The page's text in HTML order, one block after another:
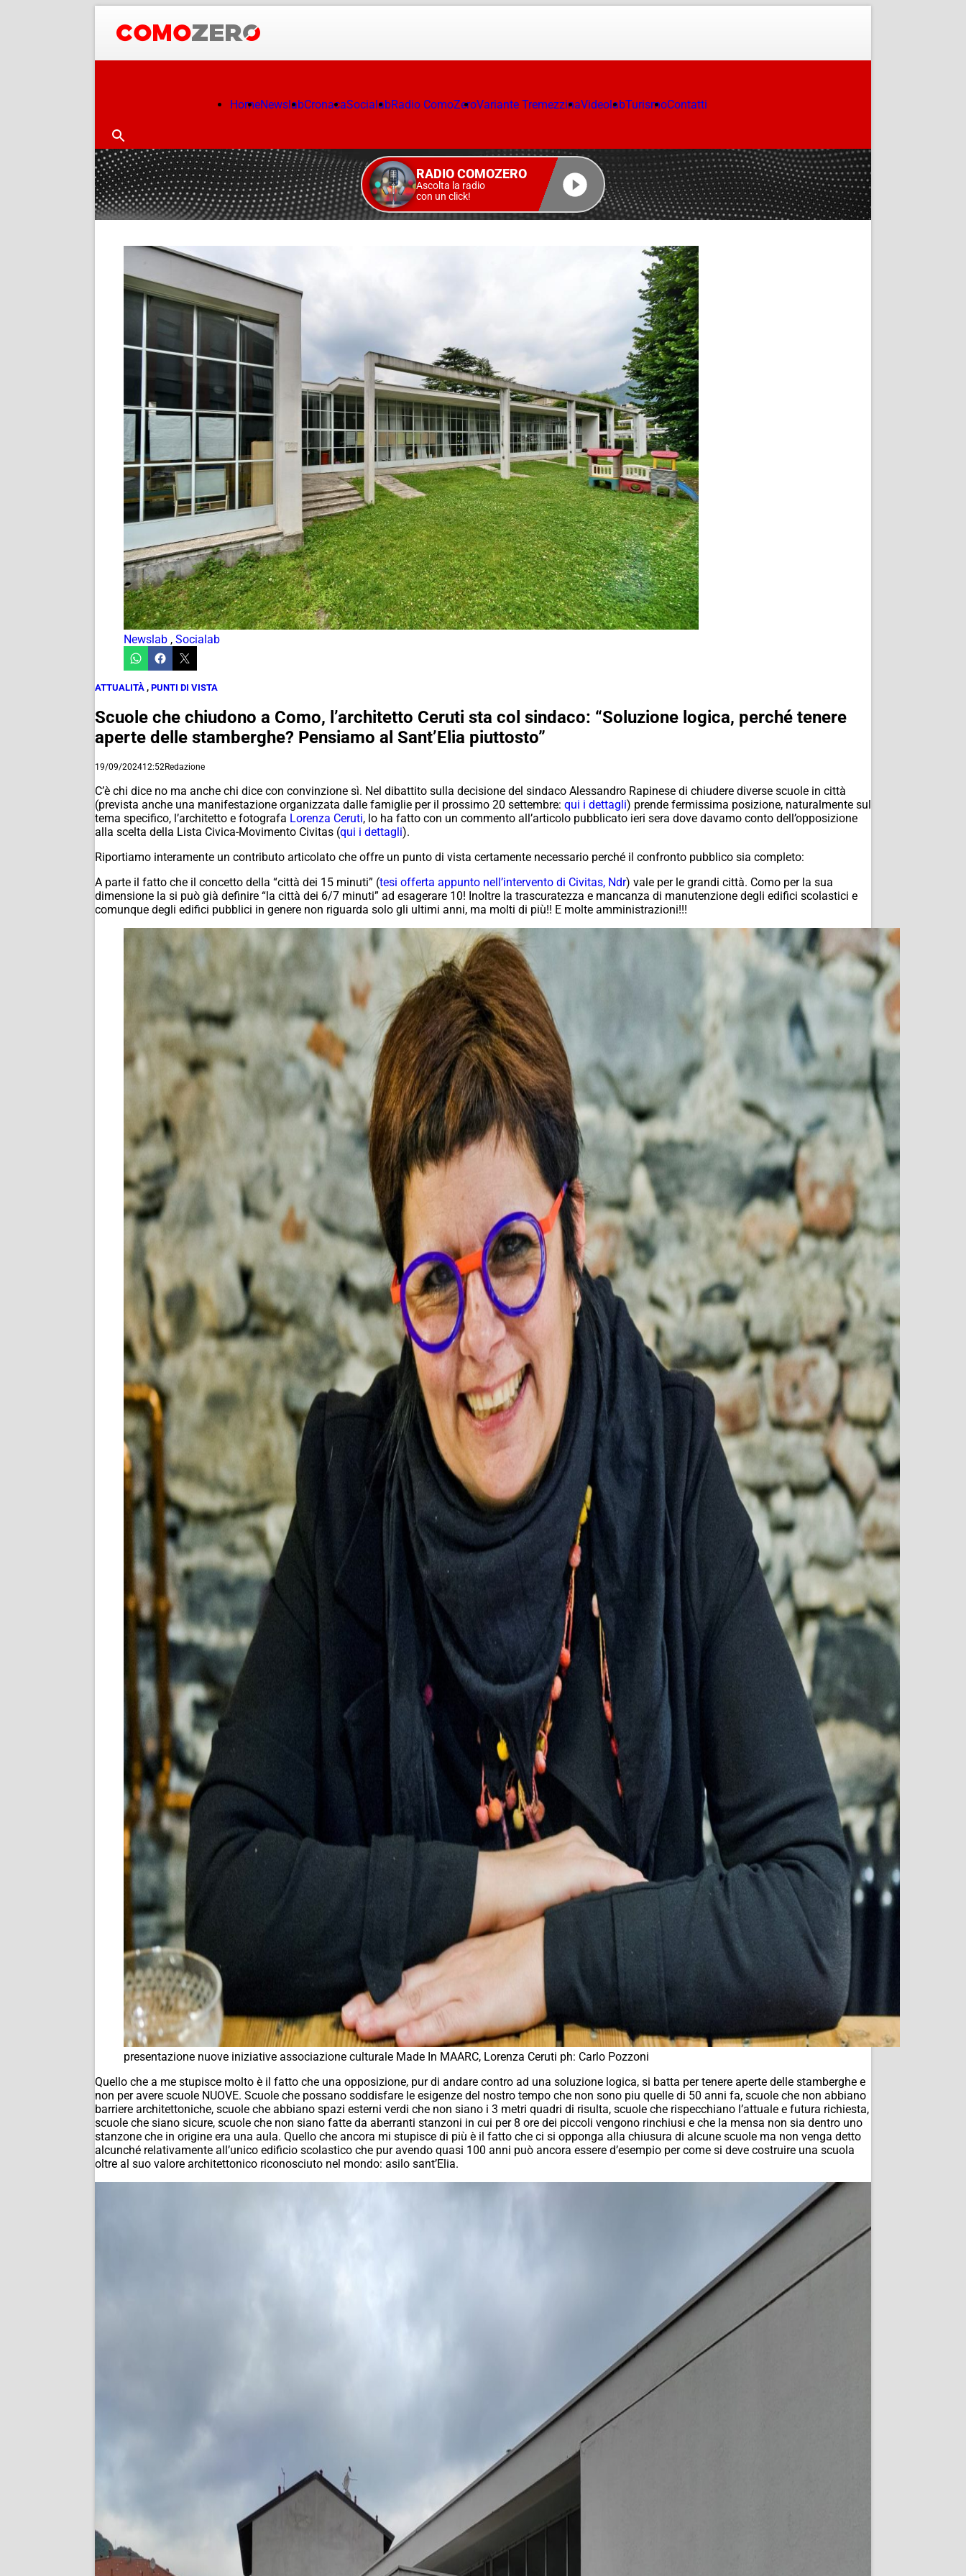
HomeNewslabCronacaSocialabRadio ComoZeroVariante TremezzinaVideolabTurismoContatti
RADIO COMOZERO
Ascolta la radio
con un click!
Newslab , Socialab
ATTUALITÀ , PUNTI DI VISTA
Scuole che chiudono a Como, l’architetto Ceruti sta col sindaco: “Soluzione logica, perché tenere
aperte delle stamberghe? Pensiamo al Sant’Elia piuttosto”
19/09/202412:52Redazione
C’è chi dice no ma anche chi dice con convinzione sì. Nel dibattito sulla decisione del sindaco Alessandro Rapinese di chiudere diverse scuole in città
(prevista anche una manifestazione organizzata dalle famiglie per il prossimo 20 settembre: qui i dettagli) prende fermissima posizione, naturalmente sul
tema specifico, l’architetto e fotografa Lorenza Ceruti, lo ha fatto con un commento all’articolo pubblicato ieri sera dove davamo conto dell’opposizione
alla scelta della Lista Civica-Movimento Civitas (qui i dettagli).
Riportiamo interamente un contributo articolato che offre un punto di vista certamente necessario perché il confronto pubblico sia completo:
A parte il fatto che il concetto della “città dei 15 minuti” (tesi offerta appunto nell’intervento di Civitas, Ndr) vale per le grandi città. Como per la sua
dimensione la si può già definire “la città dei 6/7 minuti” ad esagerare 10! Inoltre la trascuratezza e mancanza di manutenzione degli edifici scolastici e
comunque degli edifici pubblici in genere non riguarda solo gli ultimi anni, ma molti di più!! E molte amministrazioni!!!
presentazione nuove iniziative associazione culturale Made In MAARC, Lorenza Ceruti ph: Carlo Pozzoni
Quello che a me stupisce molto è il fatto che una opposizione, pur di andare contro ad una soluzione logica, si batta per tenere aperte delle stamberghe e
non per avere scuole NUOVE. Scuole che possano soddisfare le esigenze del nostro tempo che non sono piu quelle di 50 anni fa, scuole che non abbiano
barriere architettoniche, scuole che abbiano spazi esterni verdi che non siano i 3 metri quadri di risulta, scuole che rispecchiano l’attuale e futura richiesta,
scuole che siano sicure, scuole che non siano fatte da aberranti stanzoni in cui per 8 ore dei piccoli vengono rinchiusi e che la mensa non sia dentro uno
stanzone che in origine era una aula. Quello che ancora mi stupisce di più è il fatto che ci si opponga alla chiusura di alcune scuole ma non venga detto
alcunché relativamente all’unico edificio scolastico che pur avendo quasi 100 anni può ancora essere d’esempio per come si deve costruire una scuola
oltre al suo valore architettonico riconosciuto nel mondo: asilo sant’Elia.